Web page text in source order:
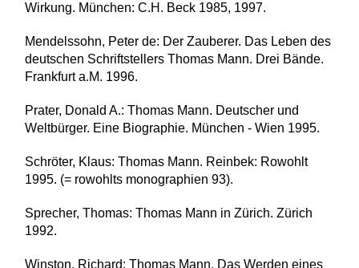
Wirkung. München: C.H. Beck 1985, 1997.
Mendelssohn, Peter de: Der Zauberer. Das Leben des
deutschen Schriftstellers Thomas Mann. Drei Bände.
Frankfurt a.M. 1996.
Prater, Donald A.: Thomas Mann. Deutscher und
Weltbürger. Eine Biographie. München - Wien 1995.
Schröter, Klaus: Thomas Mann. Reinbek: Rowohlt
1995. (= rowohlts monographien 93).
Sprecher, Thomas: Thomas Mann in Zürich. Zürich
1992.
Winston, Richard: Thomas Mann. Das Werden eines